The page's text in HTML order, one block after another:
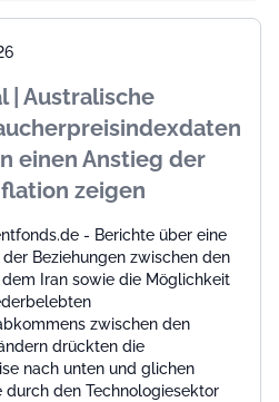
| Australische
einen Anstieg der
zeigen
- Berichte über eine
Beziehungen zwischen den
dem Iran sowie die Möglichkeit
zwischen den
drückten die
nach unten und glichen
durch den Technologiesektor